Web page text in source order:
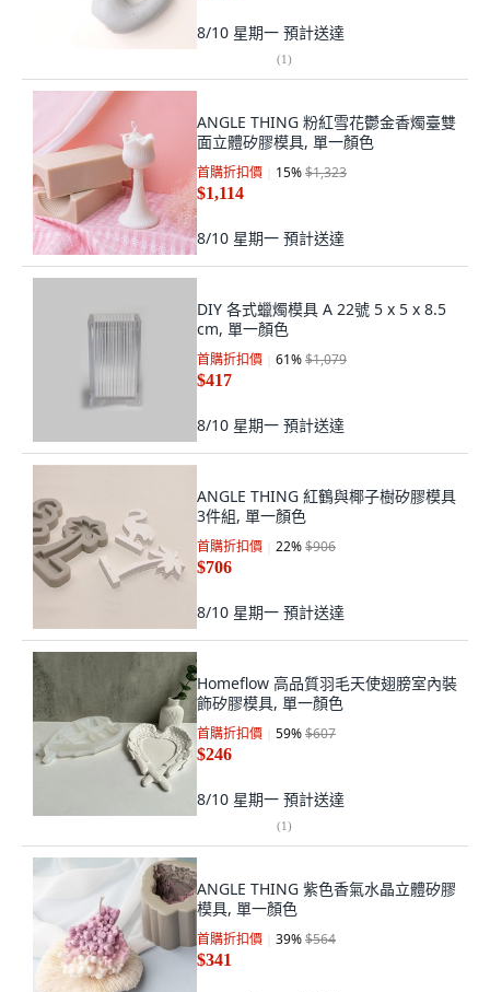
8/10 星期一 預計送達
(1)
ANGLE THING 粉紅雪花鬱金香燭臺雙
面立體矽膠模具, 單一顏色
首購折扣價 15%$1,323
$1,114
8/10 星期一 預計送達
DIY 各式蠟燭模具 A 22號 5 x 5 x 8.5
cm, 單一顏色
首購折扣價 61%$1,079
$417
8/10 星期一 預計送達
ANGLE THING 紅鶴與椰子樹矽膠模具
3件組, 單一顏色
首購折扣價 22%$906
$706
8/10 星期一 預計送達
Homeflow 高品質羽毛天使翅膀室內裝
飾矽膠模具, 單一顏色
首購折扣價 59%$607
$246
8/10 星期一 預計送達
(1)
ANGLE THING 紫色香氣水晶立體矽膠
模具, 單一顏色
首購折扣價 39%$564
$341